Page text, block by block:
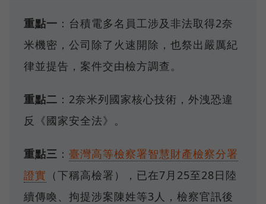
重點一 ：台積電多名員工涉及非法取得2奈
米機密，公司除了火速開除，也祭出嚴厲紀
律並提告，案件交由檢方調查。
重點二 ：2奈米列國家核心技術，外洩恐違
反《國家安全法》。
重點三 ： 臺灣高等檢察署智慧財產檢察分署
證實 （下稱高檢署），已在7月25至28日陸
續傳喚、拘提涉案陳姓等3人，檢察官訊後